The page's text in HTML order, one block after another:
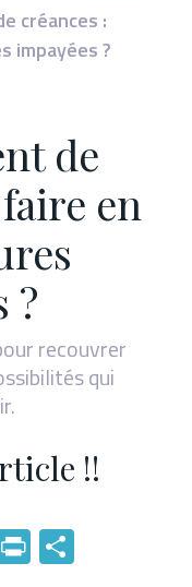
créances :
impayées ?
de
en
?
recouvrer
qui
!!